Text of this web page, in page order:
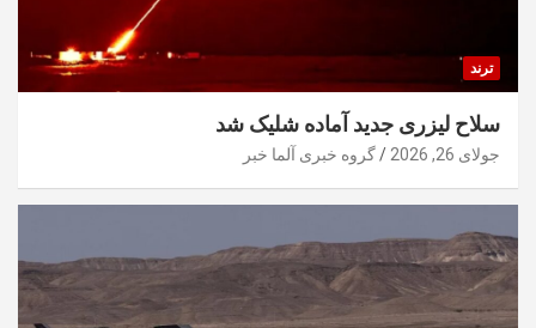
ترند
سلاح لیزری جدید آماده شلیک شد
جولای 26, 2026 گروه خبری آلما خبر